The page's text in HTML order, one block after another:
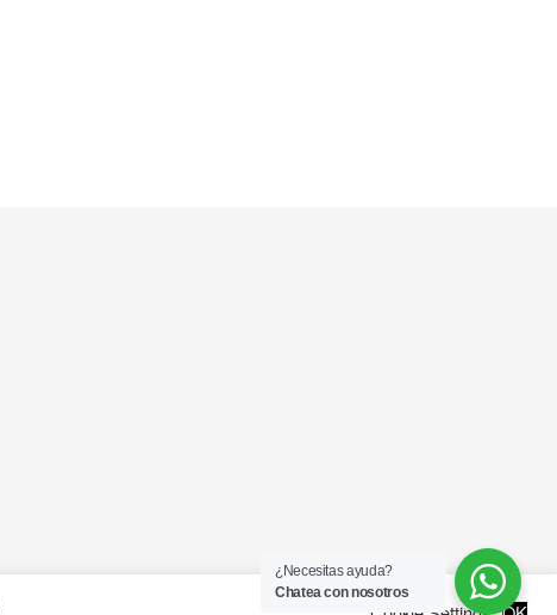
¿Necesitas ayuda?
Chatea con nosotros